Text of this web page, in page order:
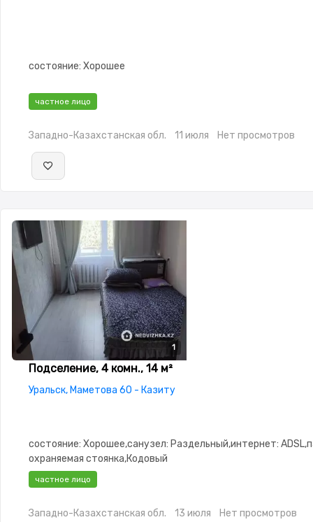
состояние: Хорошее
частное лицо
Западно-Казахстанская обл. 11 июля Нет просмотров
1
Подселение, 4 комн., 14 м²
Уральск, Маметова 60 - Казиту
состояние: Хорошее,санузел: Раздельный,интернет:
охраняемая стоянка,Кодовый
замок,Чистая,Уютная,Холодильник,Стиральная машина-
автомат,Кабельное ТВ,Оплата поквартально,Телевизор
частное лицо
Западно-Казахстанская обл. 13 июля Нет просмотров